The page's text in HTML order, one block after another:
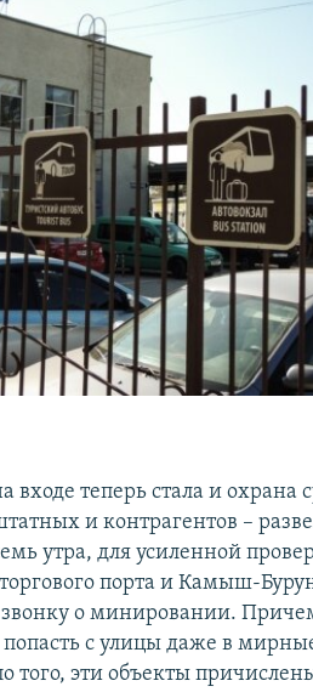
теперь стала и охрана
и контрагентов –
утра, для усиленной
порта и Камыш-
о минировании.
с улицы даже в
того, эти объекты